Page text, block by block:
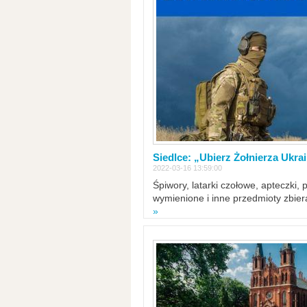
Siedlce: „Ubierz Żołnierza
2022-03-16 13:59:00
Śpiwory, latarki czołowe,
wymienione i inne przedmioty
»